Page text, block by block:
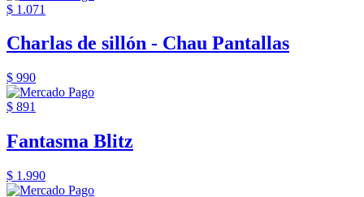
$ 1.071
Charlas de sillón - Chau Pantallas
$ 990
$ 891
Fantasma Blitz
$ 1.990